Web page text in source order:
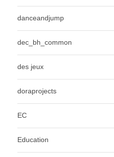
danceandjump
dec_bh_common
des jeux
doraprojects
EC
Education